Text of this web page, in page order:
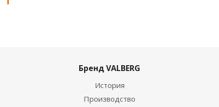
Бренд VALBERG
История
Производство